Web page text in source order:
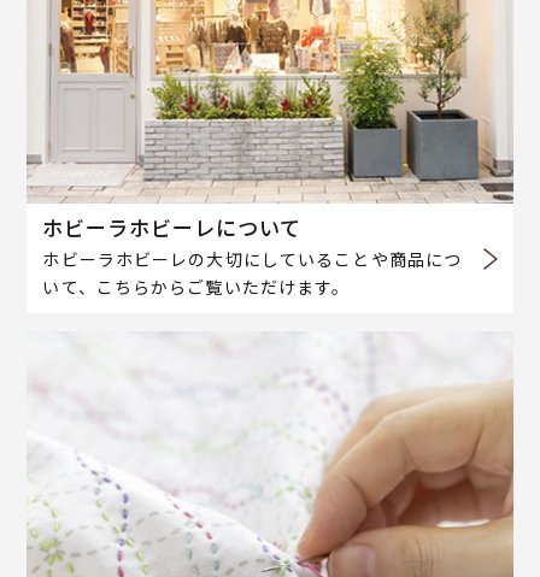
ホビーラホビーレについて
ホビーラホビーレの大切にしていることや商品につ
いて、こちらからご覧いただけます。